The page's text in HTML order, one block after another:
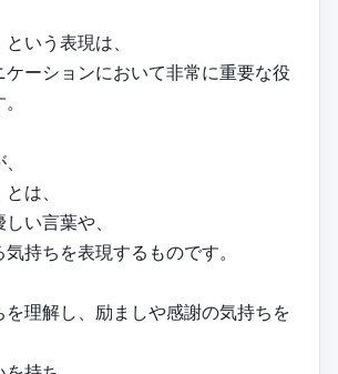
いう表現は、
ケーションにおいて非常に重要な役
は、
い言葉や、
持ちを表現するものです。
を理解し、励ましや感謝の気持ちを